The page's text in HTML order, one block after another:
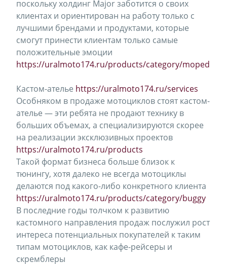
поскольку холдинг Major заботится о своих
клиентах и ориентирован на работу только с
лучшими брендами и продуктами, которые
смогут принести клиентам только самые
положительные эмоции
https://uralmoto174.ru/products/category/moped
Кастом-ателье https://uralmoto174.ru/services
Особняком в продаже мотоциклов стоят кастом-
ателье — эти ребята не продают технику в
больших объемах, а специализируются скорее
на реализации эксклюзивных проектов
https://uralmoto174.ru/products
Такой формат бизнеса больше близок к
тюнингу, хотя далеко не всегда мотоциклы
делаются под какого-либо конкретного клиента
https://uralmoto174.ru/products/category/buggy
В последние годы толчком к развитию
кастомного направления продаж послужил рост
интереса потенциальных покупателей к таким
типам мотоциклов, как кафе-рейсеры и
скремблеры